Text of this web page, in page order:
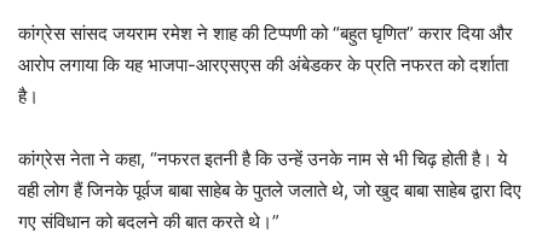
कांग्रेस सांसद जयराम रमेश ने शाह की टिप्पणी को “बहुत घृणित” करार दिया और
आरोप लगाया कि यह भाजपा-आरएसएस की अंबेडकर के प्रति नफरत को दर्शाता
है।
कांग्रेस नेता ने कहा, “नफरत इतनी है कि उन्हें उनके नाम से भी चिढ़ होती है। ये
वही लोग हैं जिनके पूर्वज बाबा साहेब के पुतले जलाते थे, जो खुद बाबा साहेब द्वारा दिए
गए संविधान को बदलने की बात करते थे।”